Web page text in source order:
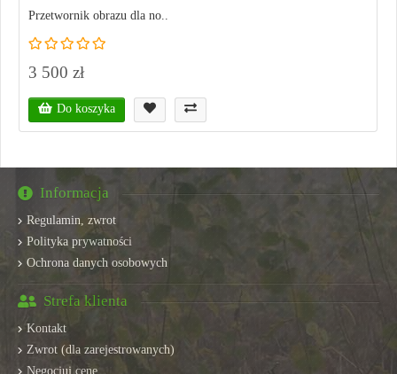
Przetwornik obrazu dla no..
3 500 zł
Do koszyka
Informacja
Regulamin, zwrot
Polityka prywatności
Ochrona danych osobowych
Strefa klienta
Kontakt
Zwrot (dla zarejestrowanych)
Negocjuj cenę